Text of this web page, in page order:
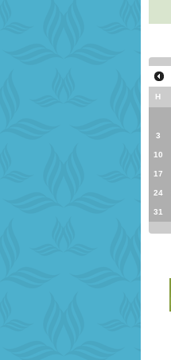
H
3
10
17
24
31